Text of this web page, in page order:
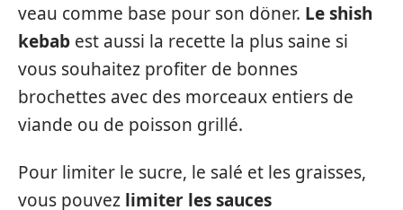
veau comme base pour son döner. Le shish
kebab est aussi la recette la plus saine si
vous souhaitez profiter de bonnes
brochettes avec des morceaux entiers de
viande ou de poisson grillé.
Pour limiter le sucre, le salé et les graisses,
vous pouvez limiter les sauces